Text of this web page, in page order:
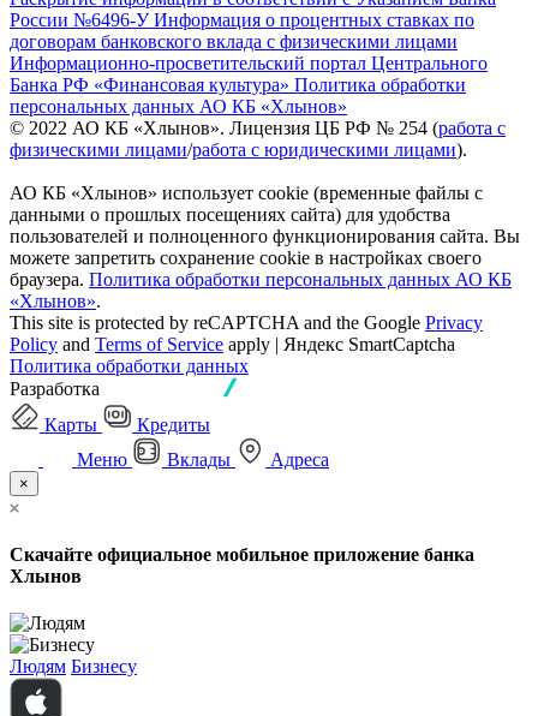
России №6496-УИнформация о процентных ставках по
договорам банковского вклада с физическими лицами
Информационно-просветительский портал Центрального
Банка РФ «Финансовая культура» Политика обработки
персональных данных АО КБ «Хлынов»
© 2022 АО КБ «Хлынов». Лицензия ЦБ РФ № 254 (работа с
физическими лицами/работа с юридическими лицами).
АО КБ «Хлынов» использует cookie (временные файлы с
данными о прошлых посещениях сайта) для удобства
пользователей и полноценного функционирования сайта. Вы
можете запретить сохранение cookie в настройках своего
браузера. Политика обработки персональных данных АО КБ
«Хлынов».
This site is protected by reCAPTCHA and the Google Privacy
Policy and Terms of Service apply | Яндекс SmartCaptcha
Политика обработки данных
Разработка
Карты
Кредиты
Меню
Вклады Адреса
×
Скачайте официальное мобильное приложение банка
Хлынов
Людям Бизнесу